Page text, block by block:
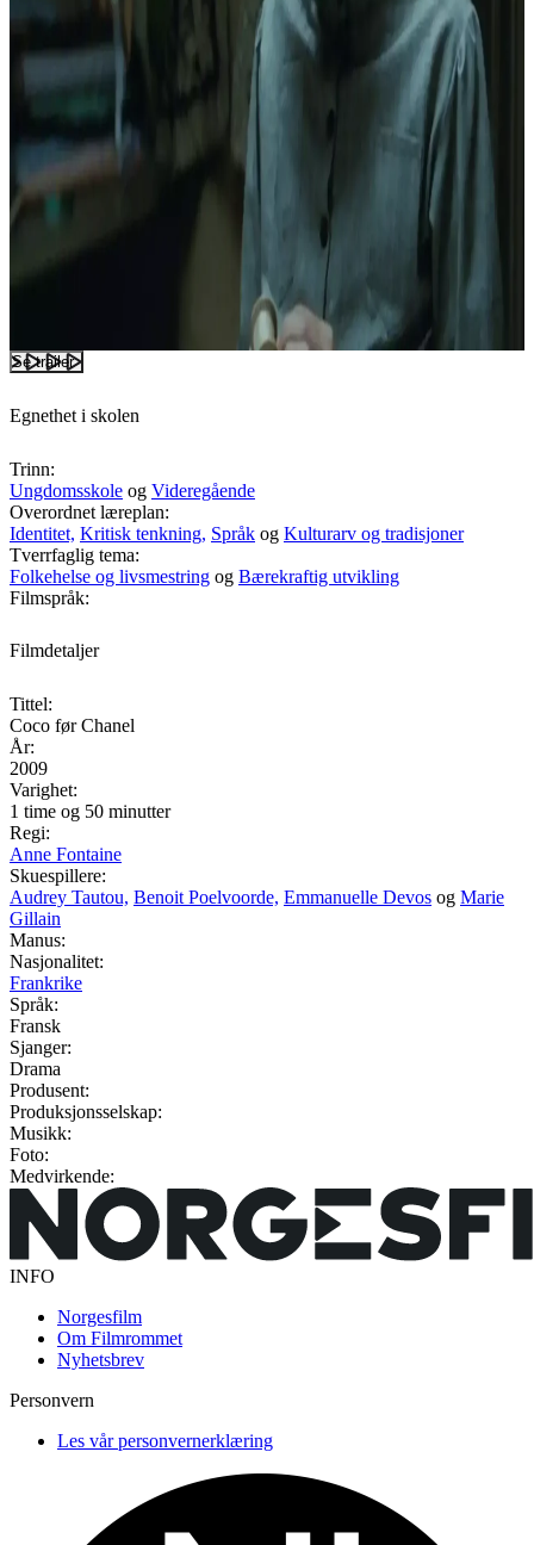
Se trailer
Egnethet i skolen
Trinn:
Ungdomsskole og Videregående
Overordnet læreplan:
Identitet, Kritisk tenkning, Språk og Kulturarv og tradisjoner
Tverrfaglig tema:
Folkehelse og livsmestring og Bærekraftig utvikling
Filmspråk:
Filmdetaljer
Tittel:
Coco før Chanel
År:
2009
Varighet:
1 time og 50 minutter
Regi:
Anne Fontaine
Skuespillere:
Audrey Tautou, Benoit Poelvoorde, Emmanuelle Devos og Marie
Gillain
Manus:
Nasjonalitet:
Frankrike
Språk:
Fransk
Sjanger:
Drama
Produsent:
Produksjonsselskap:
Musikk:
Foto:
Medvirkende:
INFO
Norgesfilm
Om Filmrommet
Nyhetsbrev
Personvern
Les vår personvernerklæring